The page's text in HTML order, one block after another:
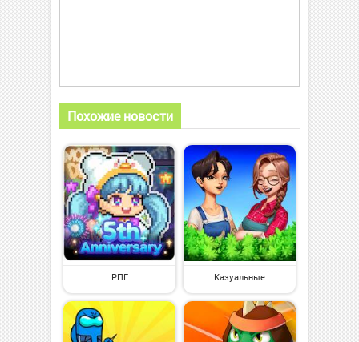
Похожие новости
РПГ Казуальные